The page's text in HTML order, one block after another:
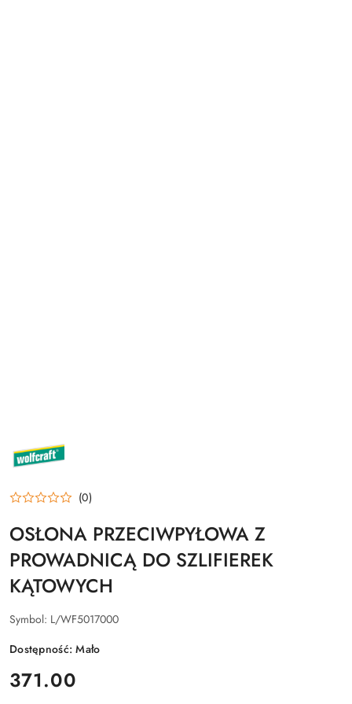
PRODUCENTA:
WOLFCRAFT
(0)
OSŁONA PRZECIWPYŁOWA Z
PROWADNICĄ DO SZLIFIEREK
KĄTOWYCH
Symbol: L/WF5017000
Dostępność:Mało
cena:
371.00